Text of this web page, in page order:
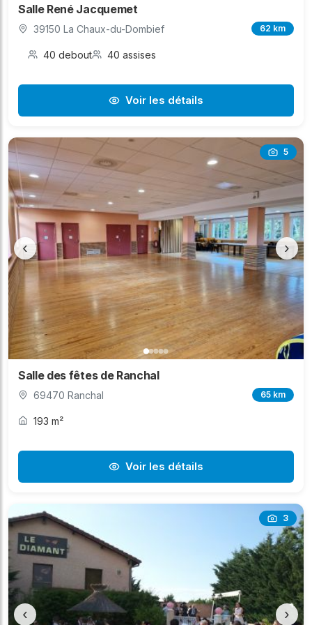
Salle René Jacquemet
39150 La Chaux-du-Dombief 62 km
40 debout 40 assises
Voir les détails
5
‹ ›
Salle des fêtes de Ranchal
69470 Ranchal 65 km
193 m²
Voir les détails
3
‹ ›